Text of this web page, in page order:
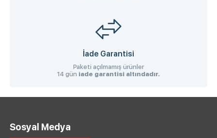
İade Garantisi
Paketi açılmamış ürünler
14 gün iade garantisi altındadır.
Sosyal Medya